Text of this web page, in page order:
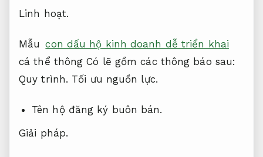
Linh hoạt.
Mẫu con dấu hộ kinh doanh dễ triển khai
cá thể thông Có lẽ gồm các thông báo sau:
Quy trình. Tối ưu nguồn lực.
Tên hộ đăng ký buôn bán.
Giải pháp.